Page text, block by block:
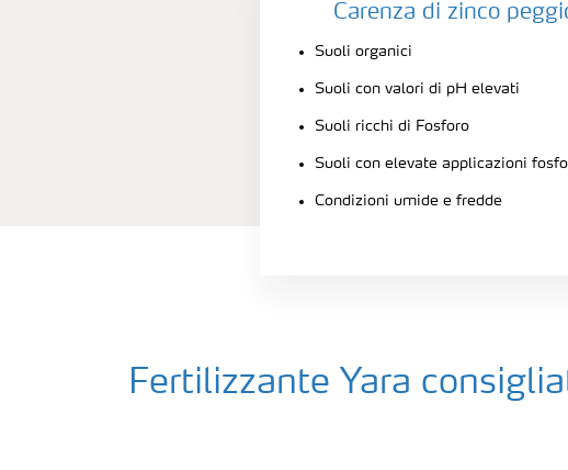
Carenza di zinco
Suoli organici
Suoli con valori di pH elevati
Suoli ricchi di Fosforo
Suoli con elevate applicazioni
Condizioni umide e fredde
Fertilizzante Yara